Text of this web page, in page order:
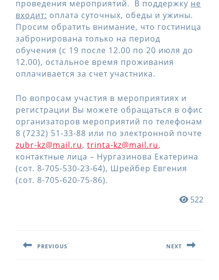
проведения мероприятий. В поддержку не
входит: оплата суточных, обеды и ужины.
Просим обратить внимание, что гостиница
забронирована только на период
обучения (с 19 после 12.00 по 20 июля до
12.00), остальное время проживания
оплачивается за счет участника.
По вопросам участия в мероприятиях и
регистрации Вы можете обращаться в офис
организаторов мероприятий по телефонам
8 (7232) 51-33-88 или по электронной почте
zubr-kz@mail.ru, trinta-kz@mail.ru,
контактные лица – Нургазинова Екатерина
(сот. 8-705-530-23-64), Шрейбер Евгения
(сот. 8-705-620-75-86).
522
записям
PREVIOUS NEXT